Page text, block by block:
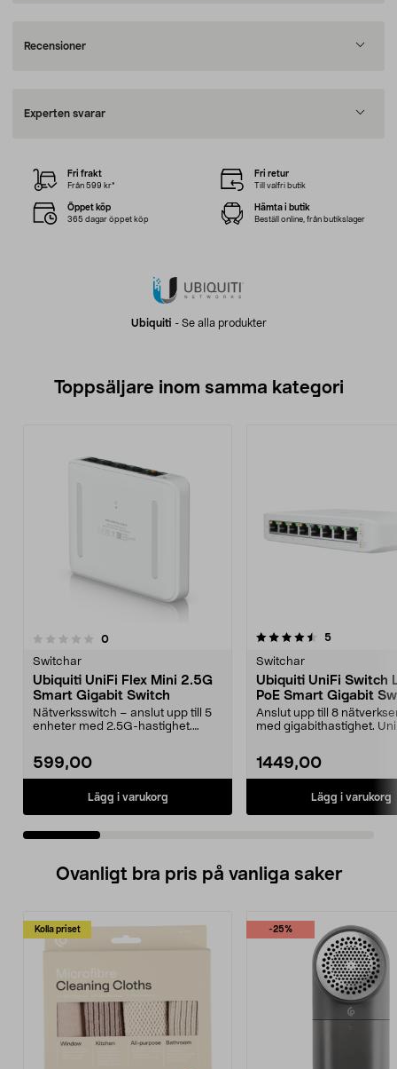
Recensioner
Experten svarar
Ubiquiti - Se alla produkter
Fri frakt
Från 599 kr*
Fri retur
Till valfri butik
Öppet köp
365 dagar öppet köp
Hämta i butik
Beställ online, från butikslager
Toppsäljare inom samma kategori
0recensioner
Switchar
Ubiquiti UniFi Flex Mini 2.5G
Smart Gigabit Switch
Nätverksswitch – anslut upp till 5
enheter med 2.5G-hastighet.
599,00
Lägg i varukorg
4.5 av 5 stjärnor 5recensioner
Switchar
Ubiquiti UniFi Switch
PoE Smart Gigabit
Anslut upp till 8
med gigabithastighet.
1449,00
Lägg i varukorg
5.0 av 5 stjärnor
Ovanligt bra pris på vanliga saker
Kolla priset -25%